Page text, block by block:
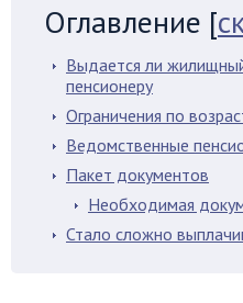
Оглавление [
Выдается ли
пенсионеру
Ограничения по
Ведомственные
Пакет документов
Необходимая
Стало сложно